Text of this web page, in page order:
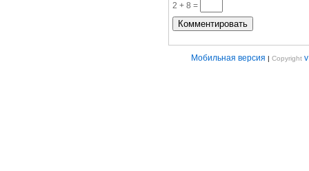
2 + 8 =
Мобильная версия | Copyright